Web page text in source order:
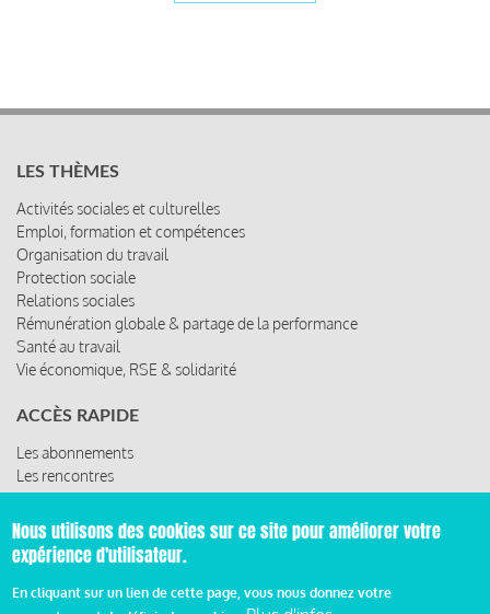
LES THÈMES
Activités sociales et culturelles
Emploi, formation et compétences
Organisation du travail
Protection sociale
Relations sociales
Rémunération globale & partage de la performance
Santé au travail
Vie économique, RSE & solidarité
ACCÈS RAPIDE
Les abonnements
Les rencontres
Les ressources
© 2019 Miroir Social - Réalisé parCafffeine
Nous utilisons des cookies sur ce site pour améliorer votre
expérience d'utilisateur.
En cliquant sur un lien de cette page, vous nous donnez votre